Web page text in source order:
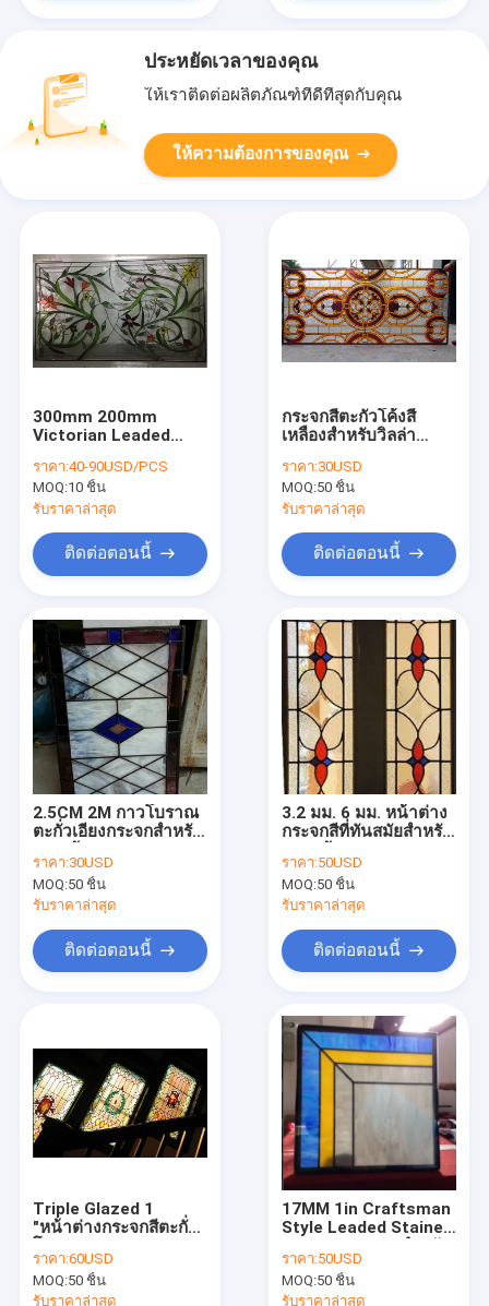
สินค้า
เกี่ยวกับเรา
ทัวร์โรงงาน
ขอใบเสนอราคา
ประหยัดเวลาของคุณ
ให้เราติดต่อผลิตภัณฑ์ที่ดีที่สุดกับคุณ
ให้ความต้องการของคุณ
300mm 200mm
Victorian Leaded
Caming
ราคา:40-90USD/PCS
MOQ:10 ชิ้น
รับราคาล่าสุด
ติดต่อตอนนี้
กระจกสีตะกั่วโค้งสี
เหลืองสำหรับวิลล่า
ราคา:30USD
MOQ:50 ชิ้น
รับราคาล่าสุด
ติดต่อตอนนี้
2.5CM 2M กาวโบราณ
ตะกั่วเอียงกระจกสำหรับ
ราคา:30USD
MOQ:50 ชิ้น
รับราคาล่าสุด
ติดต่อตอนนี้
3.2 มม. 6 มม. หน้าต่าง
กระจกสีที่ทันสมัยสำหรับ
ขัด
ราคา:50USD
MOQ:50 ชิ้น
รับราคาล่าสุด
ติดต่อตอนนี้
Triple Glazed 1
"หน้าต่างกระจกสีตะกั่ว
Patina Victorian
ราคา:60USD
MOQ:50 ชิ้น
รับราคาล่าสุด
17MM 1in Craftsman
Style Leaded Stained
Windows
ราคา:50USD
MOQ:50 ชิ้น
รับราคาล่าสุด